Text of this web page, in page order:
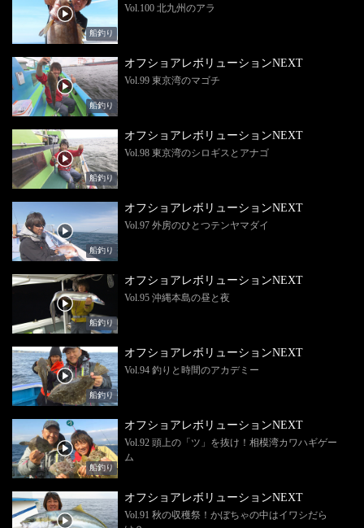
船釣り
Vol.100 北九州のアラ
船釣り
オフショアレボリューションNEXT
Vol.99 東京湾のマゴチ
船釣り
オフショアレボリューションNEXT
Vol.98 東京湾のシロギスとアナゴ
船釣り
オフショアレボリューションNEXT
Vol.97 外房のひとつテンヤマダイ
船釣り
オフショアレボリューションNEXT
Vol.95 沖縄本島の昼と夜
船釣り
オフショアレボリューションNEXT
Vol.94 釣りと時間のアカデミー
船釣り
オフショアレボリューションNEXT
Vol.92 頭上の「ツ」を抜け！相模湾カワハギゲー
ム
オフショアレボリューションNEXT
Vol.91 秋の収穫祭！かぼちゃの中はイワシだら